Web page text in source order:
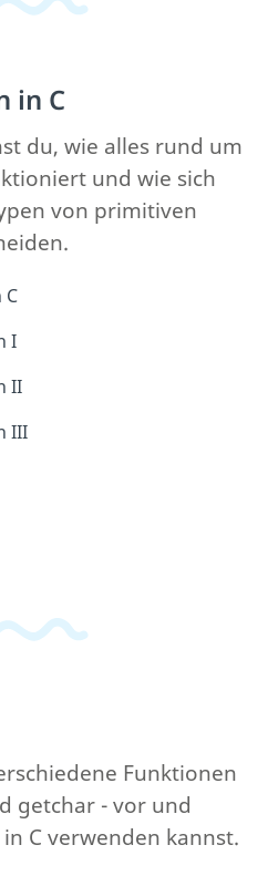
in C
du, wie alles rund um
und wie sich
von primitiven
I
II
III
Funktionen
getchar - vor und
C verwenden kannst.